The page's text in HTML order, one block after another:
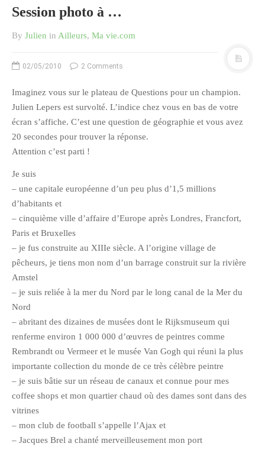
février 2016
janvier 2016
août 2014
janvier 2013
décembre 2012
octobre 2012
septembre 2012
août 2012
juillet 2012
mars 2012
février 2012
janvier 2012
octobre 2011
septembre 2011
août 2011
mai 2011
avril 2011
Session photo à …
By Julien in Ailleurs, Ma vie.com
02/05/2010 2 Comments
Imaginez vous sur le plateau de Questions pour un champion.
Julien Lepers est survolté. L’indice chez vous en bas de votre
écran s’affiche. C’est une question de géographie et vous avez
20 secondes pour trouver la réponse.
Attention c’est parti !
Je suis
– une capitale européenne d’un peu plus d’1,5 millions
d’habitants et
– cinquième ville d’affaire d’Europe après Londres, Francfort,
Paris et Bruxelles
– je fus construite au XIIIe siècle. A l’origine village de
pêcheurs, je tiens mon nom d’un barrage construit sur la rivière
Amstel
– je suis reliée à la mer du Nord par le long canal de la Mer du
Nord
– abritant des dizaines de musées dont le Rijksmuseum qui
renferme environ 1 000 000 d’œuvres de peintres comme
Rembrandt ou Vermeer et le musée Van Gogh qui réuni la plus
importante collection du monde de ce très célèbre peintre
– je suis bâtie sur un réseau de canaux et connue pour mes
coffee shops et mon quartier chaud où des dames sont dans des
vitrines
– mon club de football s’appelle l’Ajax et
– Jacques Brel a chanté merveilleusement mon port